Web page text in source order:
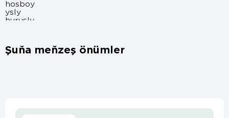
Şuňa meňzeş önümler